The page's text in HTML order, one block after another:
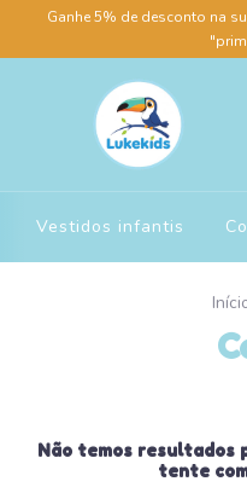
Ganhe 5% de desconto na
Vestidos infantis
Não temos resultados
tente